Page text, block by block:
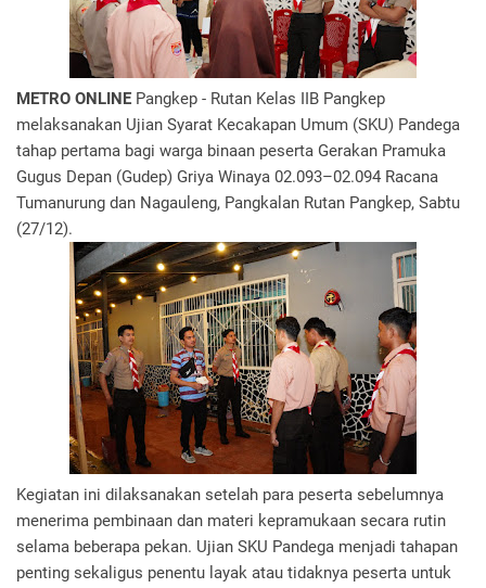
METRO ONLINE Pangkep - Rutan Kelas IIB Pangkep
melaksanakan Ujian Syarat Kecakapan Umum (SKU) Pandega
tahap pertama bagi warga binaan peserta Gerakan Pramuka
Gugus Depan (Gudep) Griya Winaya 02.093–02.094 Racana
Tumanurung dan Nagauleng, Pangkalan Rutan Pangkep, Sabtu
(27/12).
Kegiatan ini dilaksanakan setelah para peserta sebelumnya
menerima pembinaan dan materi kepramukaan secara rutin
selama beberapa pekan. Ujian SKU Pandega menjadi tahapan
penting sekaligus penentu layak atau tidaknya peserta untuk